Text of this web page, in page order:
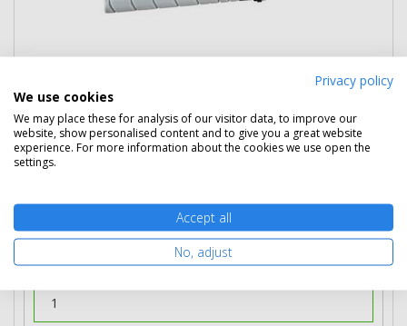
Több darabos ár
2 db92 290 Ft (bruttó 117 208 Ft) / db
Rendelésre Mikor kapom meg?
Ingyenes szállítás
Privacy policy
We use cookies
We may place these for analysis of our visitor data, to improve our
website, show personalised content and to give you a great website
experience. For more information about the cookies we use open the
settings.
Accept all
No, adjust